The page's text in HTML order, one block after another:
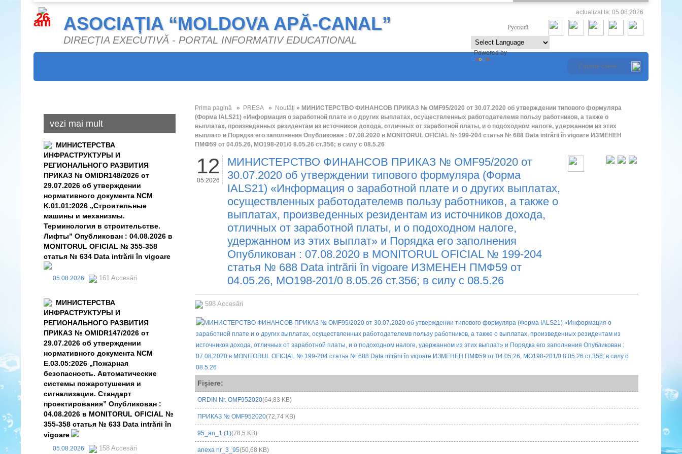
26
ani ASOCIAȚIA “MOLDOVA APĂ-CANAL”
DIRECȚIA EXECUTIVĂ - PORTAL INFORMATIV EDUCATIONAL
actualizat la: 05.08.2026
Русский
Powered by
vezi mai mult
МИНИСТЕРСТВА
ИНФРАСТРУКТУРЫ И
РЕГИОНАЛЬНОГО РАЗВИТИЯ
ПРИКАЗ № OMIDR148/2026 от
29.07.2026 об утверждении
нормативного документа NCM
K.01.01:2026 „Строительные
машины и механизмы.
Терминология в строительстве.
Лифты” Опубликован : 04.08.2026 в
MONITORUL OFICIAL № 355-358
статья № 634 Data intrării în vigoare
05.08.2026 161 Accesări
МИНИСТЕРСТВА
ИНФРАСТРУКТУРЫ И
РЕГИОНАЛЬНОГО РАЗВИТИЯ
ПРИКАЗ № OMIDR147/2026 от
29.07.2026 об утверждении
нормативного документа NCM
E.03.05:2026 „Пожарная
безопасность. Автоматические
системы пожаротушения и
сигнализации. Стандарт
проектирования” Опубликован :
04.08.2026 в MONITORUL OFICIAL №
355-358 статья № 633 Data intrării în
vigoare
05.08.2026 158 Accesări
Prima pagină » PRESA » Noutăţi » МИНИСТЕРСТВО ФИНАНСОВ ПРИКАЗ № OMF95/2020 от 30.07.2020 oб утверждении типового формуляра
(Форма IALS21) «Информация о заработной плате и о других выплатах, осуществленных работодателемв пользу работников, а также о
выплатах, произведенных резидентам из источников дохода, отличных от заработной платы, и о подоходном налоге, удержанном из этих
выплат» и Порядка его заполнения Опубликован : 07.08.2020 в MONITORUL OFICIAL № 199-204 статья № 688 Data intrării în vigoare ИЗМЕНЕН
ПМФ59 от 04.05.26, МО198-201/0 8.05.26 ст.356; в силу с 08.5.26
12
05.2026
МИНИСТЕРСТВО ФИНАНСОВ ПРИКАЗ № OMF95/2020 от
30.07.2020 oб утверждении типового формуляра (Форма
IALS21) «Информация о заработной плате и о других выплатах,
осуществленных работодателемв пользу работников, а также о
выплатах, произведенных резидентам из источников дохода,
отличных от заработной платы, и о подоходном налоге,
удержанном из этих выплат» и Порядка его заполнения
Опубликован : 07.08.2020 в MONITORUL OFICIAL № 199-204
статья № 688 Data intrării în vigoare ИЗМЕНЕН ПМФ59 от
04.05.26, МО198-201/0 8.05.26 ст.356; в силу с 08.5.26
598 Accesări
Fișiere:
ORDIN Nr. OMF952020(64,83 KB)
ПРИКАЗ № OMF952020(72,74 KB)
95_an_1 (1)(78,5 KB)
anexa nr_3_95(50,68 KB)